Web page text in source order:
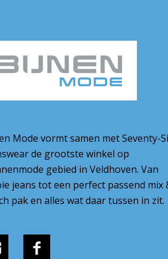
Mode vormt samen met Seventy-
de grootste winkel op
gebied in Veldhoven. Van
jeans tot een perfect passend mix
pak en alles wat daar tussen in zit.